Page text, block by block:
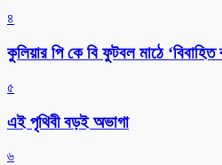
৪
কুলিয়ার পি কে বি ফুটবল মাঠে ‘বিবাহিত
৫
এই পৃথিবী বড়ই অভাগা
৬